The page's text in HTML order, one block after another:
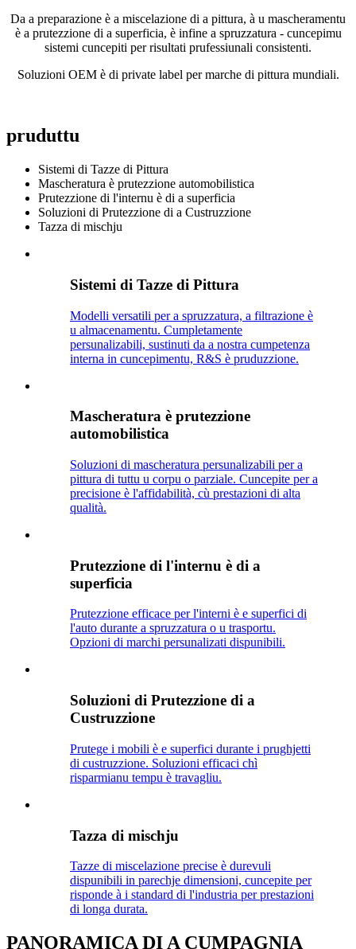
Da a preparazione è a miscelazione di a pittura, à u mascheramentu
è a prutezzione di a superficia, è infine a spruzzatura - cuncepimu
sistemi cuncepiti per risultati prufessiunali consistenti.
Soluzioni OEM è di private label per marche di pittura mundiali.
pruduttu
Sistemi di Tazze di Pittura
Mascheratura è prutezzione automobilistica
Prutezzione di l'internu è di a superficia
Soluzioni di Prutezzione di a Custruzzione
Tazza di mischju
Sistemi di Tazze di Pittura
Modelli versatili per a spruzzatura, a filtrazione è
u almacenamentu. Cumpletamente
persunalizabili, sustinuti da a nostra cumpetenza
interna in cuncepimentu, R&S è pruduzzione.
Mascheratura è prutezzione
automobilistica
Soluzioni di mascheratura persunalizabili per a
pittura di tuttu u corpu o parziale. Cuncepite per a
precisione è l'affidabilità, cù prestazioni di alta
qualità.
Prutezzione di l'internu è di a
superficia
Prutezzione efficace per l'interni è e superfici di
l'auto durante a spruzzatura o u trasportu.
Opzioni di marchi persunalizati dispunibili.
Soluzioni di Prutezzione di a
Custruzzione
Prutege i mobili è e superfici durante i prughjetti
di custruzzione. Soluzioni efficaci chì
risparmianu tempu è travagliu.
Tazza di mischju
Tazze di miscelazione precise è durevuli
dispunibili in parechje dimensioni, cuncepite per
risponde à i standard di l'industria per prestazioni
di longa durata.
PANORAMICA DI A CUMPAGNIA